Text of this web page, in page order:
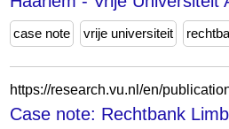
case note vrije universiteit
Case note: Rechtbank